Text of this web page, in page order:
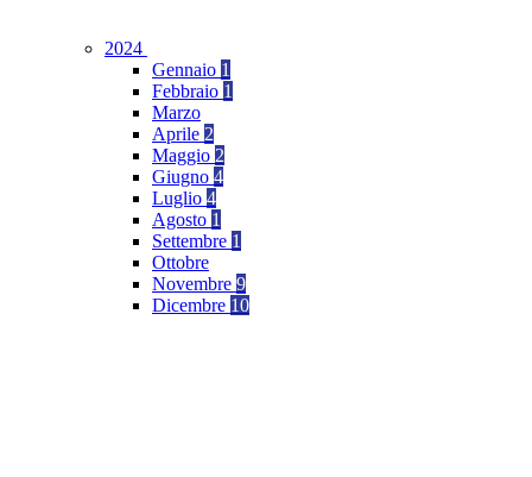
2024
Gennaio 1
Febbraio 1
Marzo
Aprile 2
Maggio 2
Giugno 4
Luglio 4
Agosto 1
Settembre 1
Ottobre
Novembre 9
Dicembre 10